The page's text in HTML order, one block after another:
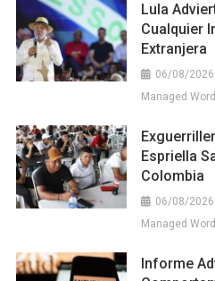
Lula
Cualquier
Extranjera
06/08/2026
Managed
Espriella
Colombia
06/08/2026
Managed
Informe